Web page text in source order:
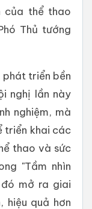
của thể thao
Thủ tướng
triển bền
nghị lần này
nghiệm, mà
triển khai các
thao và sức
"Tầm nhìn
đó mở ra giai
hiệu quả hơn